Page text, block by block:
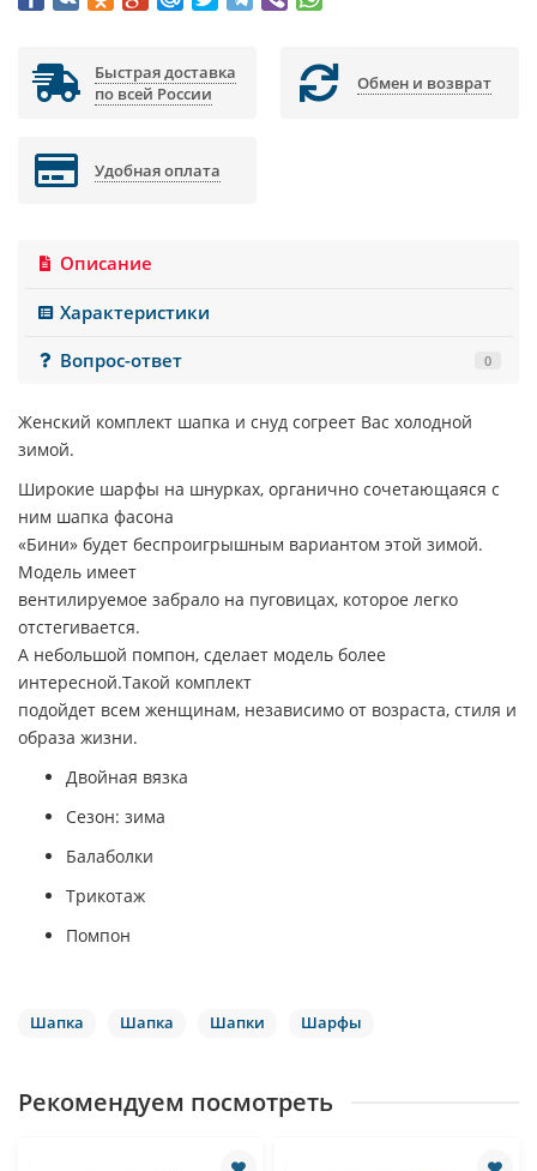
Быстрая доставка
по всей России
Обмен и возврат
Удобная оплата
Описание
Характеристики
Вопрос-ответ
0
Женский комплект шапка и снуд согреет Вас холодной
зимой.
Широкие шарфы на шнурках, органично сочетающаяся с
ним шапка фасона
«Бини» будет беспроигрышным вариантом этой зимой.
Модель имеет
вентилируемое забрало на пуговицах, которое легко
отстегивается.
А небольшой помпон, сделает модель более
интересной.Такой комплект
подойдет всем женщинам, независимо от возраста, стиля и
образа жизни.
Двойная вязка
Сезон: зима
Балаболки
Трикотаж
Помпон
Шапка Шапка Шапки Шарфы
Рекомендуем посмотреть